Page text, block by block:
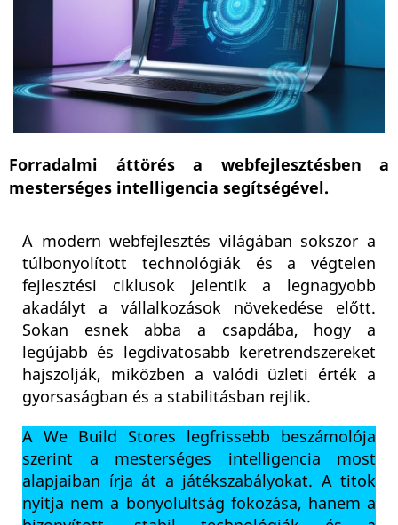
Forradalmi áttörés a webfejlesztésben a
mesterséges intelligencia segítségével.
A modern webfejlesztés világában sokszor a
túlbonyolított technológiák és a végtelen
fejlesztési ciklusok jelentik a legnagyobb
akadályt a vállalkozások növekedése előtt.
Sokan esnek abba a csapdába, hogy a
legújabb és legdivatosabb keretrendszereket
hajszolják, miközben a valódi üzleti érték a
gyorsaságban és a stabilitásban rejlik.
A We Build Stores legfrissebb beszámolója
szerint a mesterséges intelligencia most
alapjaiban írja át a játékszabályokat. A titok
nyitja nem a bonyolultság fokozása, hanem a